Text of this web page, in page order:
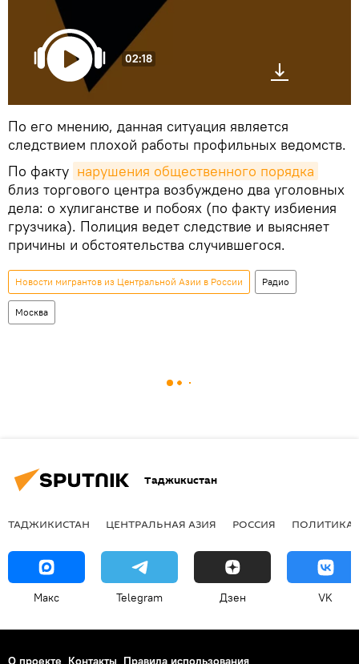
02:18
По его мнению, данная ситуация является
следствием плохой работы профильных ведомств.
По факту нарушения общественного порядка
близ торгового центра возбуждено два уголовных
дела: о хулиганстве и побоях (по факту избиения
грузчика). Полиция ведет следствие и выясняет
причины и обстоятельства случившегося.
Новости мигрантов из Центральной Азии в России Радио
Москва
Таджикистан
ТАДЖИКИСТАН ЦЕНТРАЛЬНАЯ АЗИЯ РОССИЯ ПОЛИТИКА
Макс Telegram Дзен VK
О проекте Контакты Правила использования